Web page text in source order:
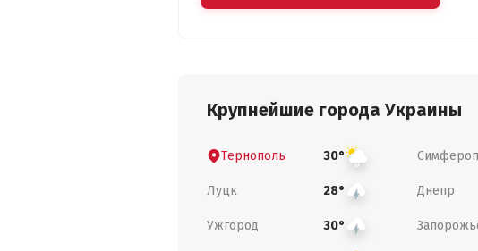
Крупнейшие города Украины
Тернополь 30°
Луцк 28° Днепр
Ужгород 30°